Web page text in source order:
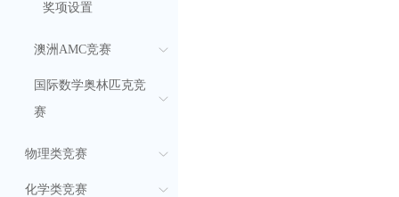
奖项设置
澳洲AMC竞赛
国际数学奥林匹克竞
赛
物理类竞赛
化学类竞赛